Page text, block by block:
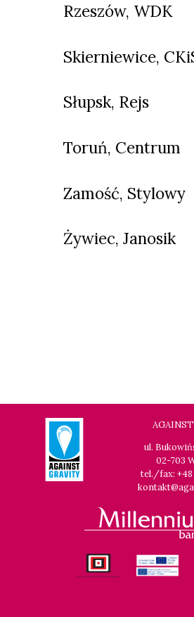
Rzeszów, WDK
Skierniewice,
Słupsk, Rejs
Toruń, Centrum
Zamość, Stylowy
Żywiec, Janosik
ul.
02-703
tel./fax: +48